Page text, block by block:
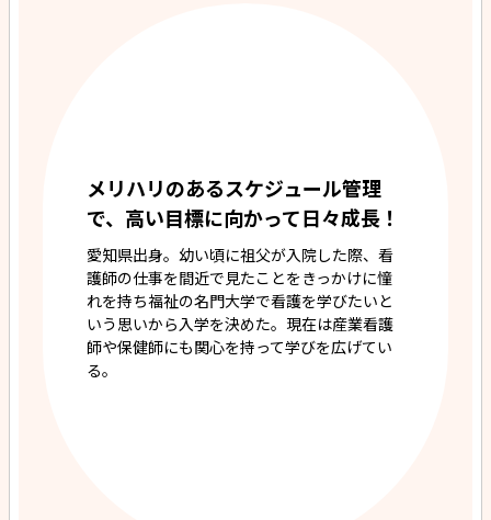
メリハリのあるスケジュール管理
で、高い目標に向かって日々成長！
愛知県出身。幼い頃に祖父が入院した際、看
護師の仕事を間近で見たことをきっかけに憧
れを持ち福祉の名門大学で看護を学びたいと
いう思いから入学を決めた。現在は産業看護
師や保健師にも関心を持って学びを広げてい
る。